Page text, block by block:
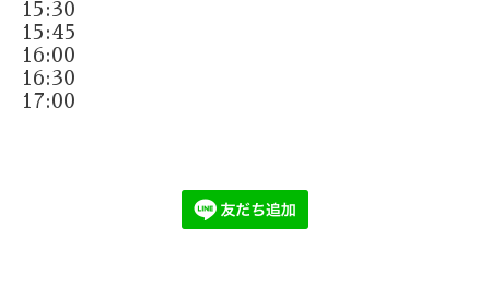
15:30
15:45
16:00
16:30
17:00